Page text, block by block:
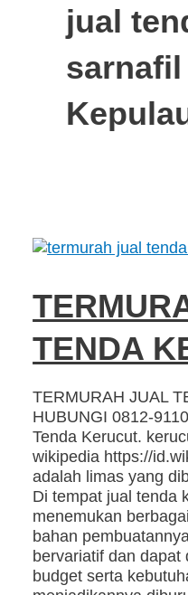
jual
TENDA
TERMURAH JUAL
HUBUNGI 0812-
Tenda Kerucut.
wikipedia https://
adalah limas yang
Di tempat jual tenda
menemukan
bahan
bervariatif dan dapat
budget serta